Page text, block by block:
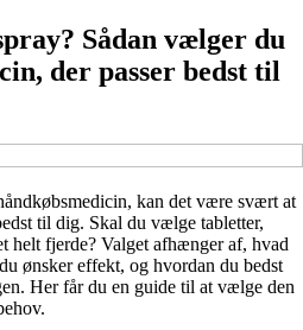
Sådan vælger du
der passer bedst til
kan det være svært at
til dig. Skal du vælge tabletter,
helt fjerde? Valget afhænger af, hvad
ønsker effekt, og hvordan du bedst
Her får du en guide til at vælge den